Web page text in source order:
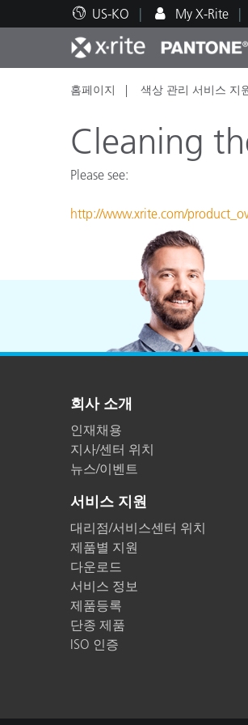
US-KO My X-Rite
주요 제품
인쇄 및 패키징
기술 지원
교육 리소스
홈페이지 색상 관리 서비스 지
Cleaning
Please see:
http://www.xrite.com/
회사 소개
인재채용
지사/센터 위치
뉴스/이벤트
서비스 지원
대리점/서비스센터 위치
제품별 지원
다운로드
서비스 정보
제품등록
단종 제품
ISO 인증